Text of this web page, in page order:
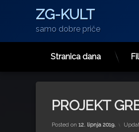
ZG-KULT
samo dobre priče
Stranica dana
PROJEKT
Posted on 12. lipnja 2019.